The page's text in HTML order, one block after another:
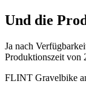
Und die
Ja nach
Produktionszeit von
FLINT Gravelbike